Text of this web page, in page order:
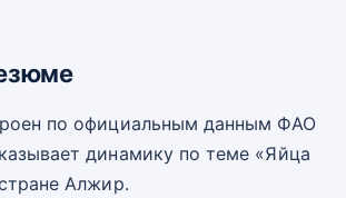
по официальным данным ФАО
динамику по теме «Яйца
Алжир.